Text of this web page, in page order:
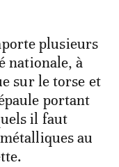
plusieurs
nationale, à
sur le torse et
portant
il faut
au